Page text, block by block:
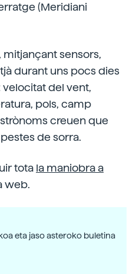
(Meridiani
mitjançant sensors,
durant uns pocs dies
del vent,
pols, camp
creuen que
de sorra.
tota la maniobra a
web.
eta jaso asteroko buletina